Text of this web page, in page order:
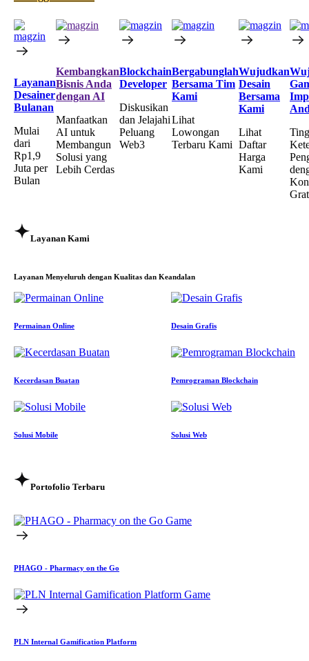
Layanan
Desainer
Bulanan
Mulai
dari
Rp1,9
Juta per
Bulan
Kembangkan
Bisnis Anda
dengan AI
Manfaatkan
AI untuk
Membangun
Solusi yang
Lebih Cerdas
Blockchain
Developer
Diskusikan
dan Jelajahi
Peluang
Web3
Bergabunglah
Bersama Tim
Kami
Lihat
Lowongan
Terbaru Kami
Wujudkan
Desain
Bersama
Kami
Lihat
Daftar
Harga
Kami
Layanan Kami
Layanan Menyeluruh dengan Kualitas dan Keandalan
Permainan Online Desain Grafis
Kecerdasan Buatan Pemrograman Blockchain
Solusi Mobile Solusi Web
Portofolio Terbaru
Game
PHAGO - Pharmacy on the Go
Game
PLN Internal Gamification Platform